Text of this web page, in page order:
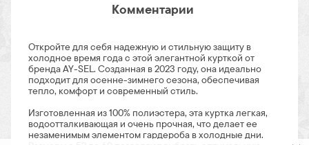
Комментарии
Откройте для себя надежную и стильную защиту в
холодное время года с этой элегантной курткой от
бренда AY-SEL. Созданная в 2023 году, она идеально
подходит для осенне-зимнего сезона, обеспечивая
тепло, комфорт и современный стиль.
Изготовленная из 100% полиэстера, эта куртка легкая,
водоотталкивающая и очень прочная, что делает ее
незаменимым элементом гардероба в холодные дни.